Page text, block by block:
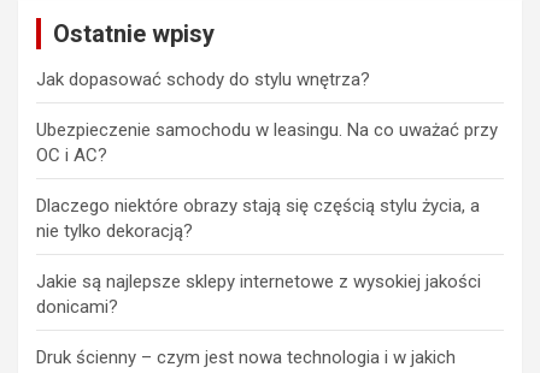
Ostatnie wpisy
Jak dopasować schody do stylu wnętrza?
Ubezpieczenie samochodu w leasingu. Na co uważać przy
OC i AC?
Dlaczego niektóre obrazy stają się częścią stylu życia, a
nie tylko dekoracją?
Jakie są najlepsze sklepy internetowe z wysokiej jakości
donicami?
Druk ścienny – czym jest nowa technologia i w jakich